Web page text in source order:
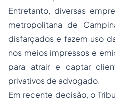
Entretanto, diversas
metropolitana de
disfarçados e fazem uso
nos meios impressos e
para atrair e captar
privativos de advogado.
Em recente decisão, o